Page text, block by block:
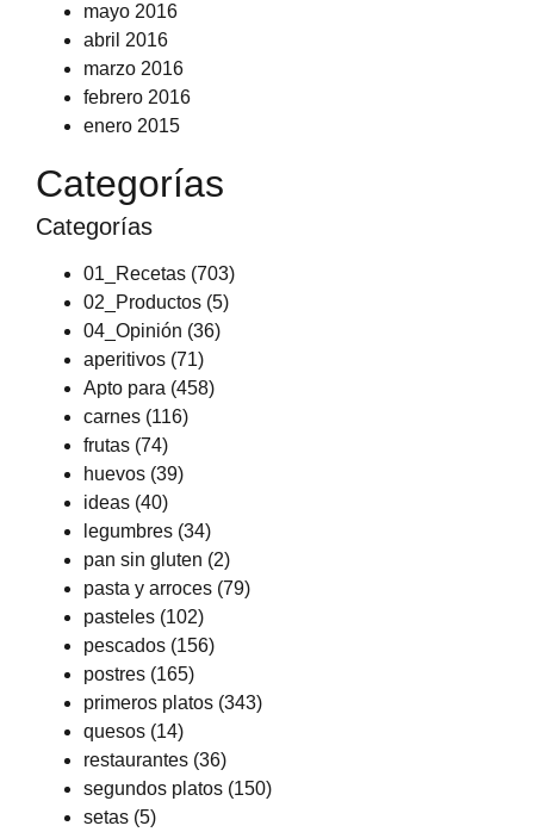
mayo 2016
abril 2016
marzo 2016
febrero 2016
enero 2015
Categorías
Categorías
01_Recetas (703)
02_Productos (5)
04_Opinión (36)
aperitivos (71)
Apto para (458)
carnes (116)
frutas (74)
huevos (39)
ideas (40)
legumbres (34)
pan sin gluten (2)
pasta y arroces (79)
pasteles (102)
pescados (156)
postres (165)
primeros platos (343)
quesos (14)
restaurantes (36)
segundos platos (150)
setas (5)